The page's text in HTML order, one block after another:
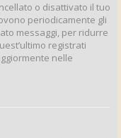
o disattivato il tuo
periodicamente gli
messaggi, per ridurre
registrati
nelle